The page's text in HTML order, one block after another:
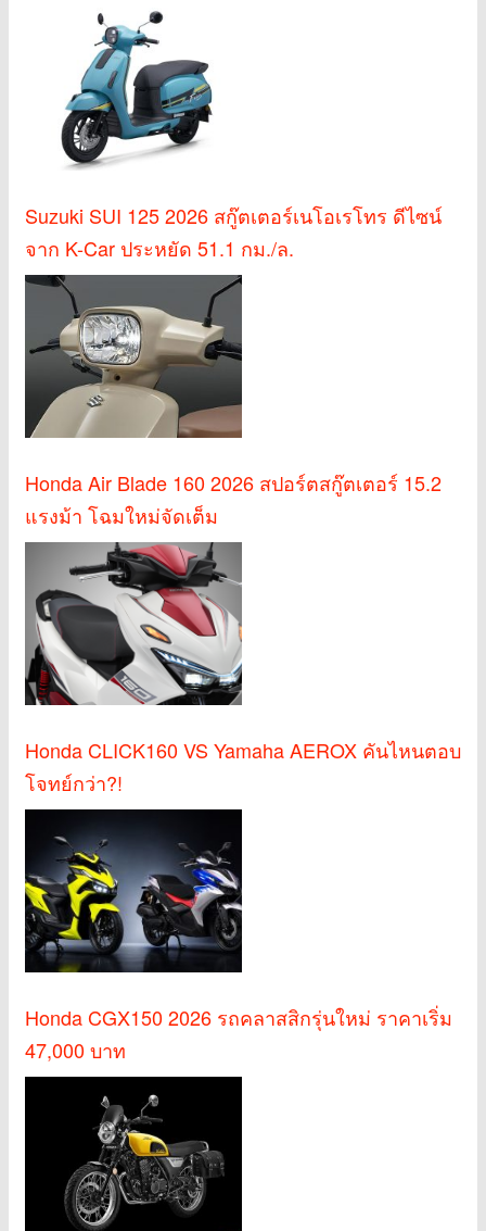
Suzuki SUI 125 2026 สกู๊ตเตอร์เนโอเรโทร ดีไซน์
จาก K-Car ประหยัด 51.1 กม./ล.
Honda Air Blade 160 2026 สปอร์ตสกู๊ตเตอร์ 15.2
แรงม้า โฉมใหม่จัดเต็ม
Honda CLICK160 VS Yamaha AEROX คันไหนตอบ
โจทย์กว่า?!
Honda CGX150 2026 รถคลาสสิกรุ่นใหม่ ราคาเริ่ม
47,000 บาท